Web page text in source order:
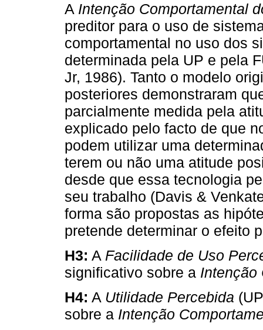
A Intenção Comportamental
preditor para o uso de
comportamental no uso dos
determinada pela UP e pela
Jr, 1986). Tanto o modelo
posteriores demonstraram
parcialmente medida pela
explicado pelo facto de que
podem utilizar uma
terem ou não uma atitude
desde que essa tecnologia
seu trabalho (Davis &
forma são propostas as
pretende determinar o efeito
H3: A Facilidade de Uso
significativo sobre a Intenção
H4: A Utilidade Percebida
sobre a Intenção